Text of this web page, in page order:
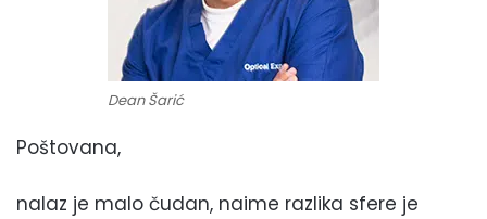
Dean Šarić
Poštovana,
nalaz je malo čudan, naime razlika sfere je